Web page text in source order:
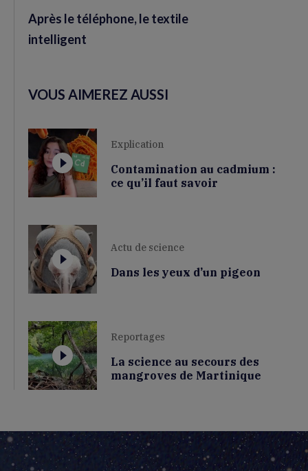
Après le téléphone, le textile
intelligent
VOUS AIMEREZ AUSSI
Explication
Contamination au cadmium :
ce qu’il faut savoir
Actu de science
Dans les yeux d’un pigeon
Reportages
La science au secours des
mangroves de Martinique